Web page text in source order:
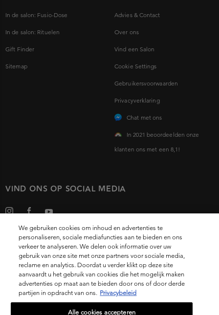
In de salon: Fusio-Dose
In de salon: Rituelen
Gift Finder
Sitemap
Advies & Contact
Over ons
Vind een Salon
Cookie Settings
Gebruikersvoorwaarden
Privacyverklaring
Chat met ons
In 2021 beoordeelden onze
klanten ons met een 8,1!
VIND ONS OP SOCIAL MEDIA
Choose your country
14, rue Royale 75008 PARIS
We gebruiken cookies om inhoud en advertenties te
personaliseren, sociale mediafuncties aan te bieden en ons
verkeer te analyseren. We delen ook informatie over uw
gebruik van onze site met onze partners voor sociale media,
reclame en analytics. Doordat u verder klikt op deze site
aanvaardt u het gebruik van cookies die het mogelijk maken
advertenties op maat aan te bieden door ons of door derde
partijen in opdracht van ons. Privacybeleid
Alle cookies accepteren